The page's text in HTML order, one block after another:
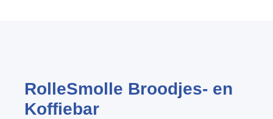
RolleSmolle Broodjes- en
Koffiebar